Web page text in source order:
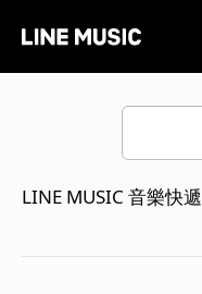
LINE MUSIC 音樂快遞